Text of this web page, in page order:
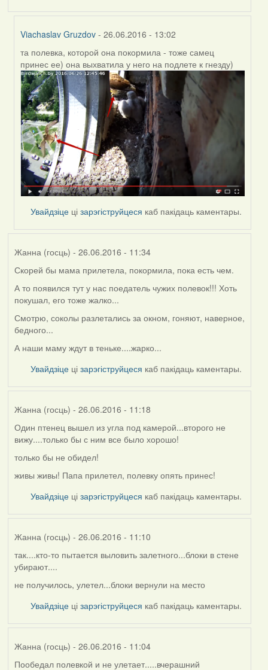
Viachaslav Gruzdov - 26.06.2016 - 13:02
In
reply
to
by
Жанна
(госць)
та полевка, которой она покормила - тоже самец
принес ее) она выхватила у него на подлете к гнезду)
Увайдзіце цізарэгіструйцеся каб пакідаць каментары.
Жанна (госць) - 26.06.2016 - 11:34
Скорей бы мама прилетела, покормила, пока есть чем.
А то появился тут у нас поедатель чужих полевок!!! Хоть
покушал, его тоже жалко...
Смотрю, соколы разлетались за окном, гоняют, наверное,
бедного...
А наши маму ждут в теньке....жарко...
Увайдзіце цізарэгіструйцеся каб пакідаць каментары.
Жанна (госць) - 26.06.2016 - 11:18
Один птенец вышел из угла под камерой...второго не
вижу....только бы с ним все было хорошо!
только бы не обидел!
живы живы! Папа прилетел, полевку опять принес!
Увайдзіце цізарэгіструйцеся каб пакідаць каментары.
Жанна (госць) - 26.06.2016 - 11:10
так....кто-то пытается выловить залетного...блоки в стене
убирают....
не получилось, улетел...блоки вернули на место
Увайдзіце цізарэгіструйцеся каб пакідаць каментары.
Жанна (госць) - 26.06.2016 - 11:04
Пообедал полевкой и не улетает.....вчерашний